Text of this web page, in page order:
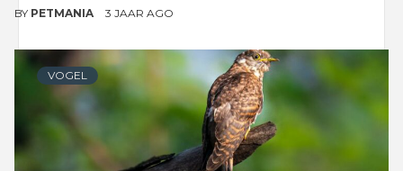
BY PETMANIA 3 JAAR AGO
VOGEL